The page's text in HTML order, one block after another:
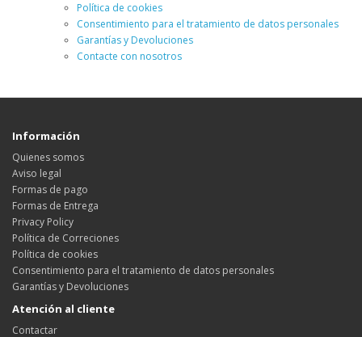
Política de cookies
Consentimiento para el tratamiento de datos personales
Garantías y Devoluciones
Contacte con nosotros
Información
Quienes somos
Aviso legal
Formas de pago
Formas de Entrega
Privacy Policy
Política de Correciones
Política de cookies
Consentimiento para el tratamiento de datos personales
Garantías y Devoluciones
Atención al cliente
Contactar